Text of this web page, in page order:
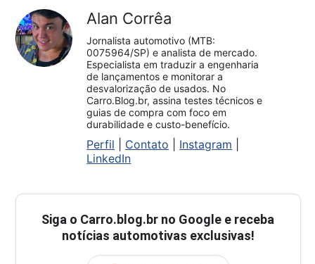
Alan Corrêa
Jornalista automotivo (MTB:
0075964/SP) e analista de mercado.
Especialista em traduzir a engenharia
de lançamentos e monitorar a
desvalorização de usados. No
Carro.Blog.br, assina testes técnicos e
guias de compra com foco em
durabilidade e custo-benefício.
Perfil Contato Instagram
LinkedIn
Siga o Carro.blog.br no Google e receba
notícias automotivas exclusivas!